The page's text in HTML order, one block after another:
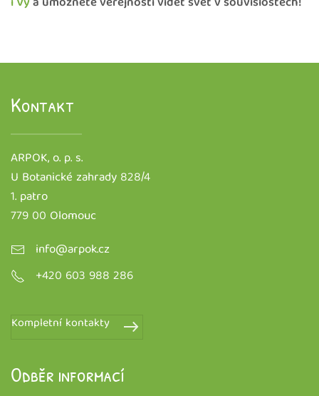
Kontakt
ARPOK, o. p. s.
U Botanické zahrady 828/4
1. patro
779 00 Olomouc
info@arpok.cz
+420 603 988 286
Kompletní kontakty
Odběr informací